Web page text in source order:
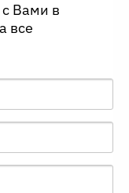
Вами в
все